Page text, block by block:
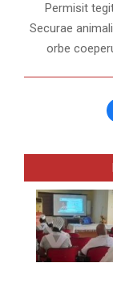
Permisit
Securae
orbe